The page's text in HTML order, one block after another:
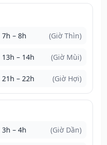
7h – 8h (Giờ Thìn)
13h – 14h (Giờ Mùi)
21h – 22h (Giờ Hợi)
3h – 4h (Giờ Dần)